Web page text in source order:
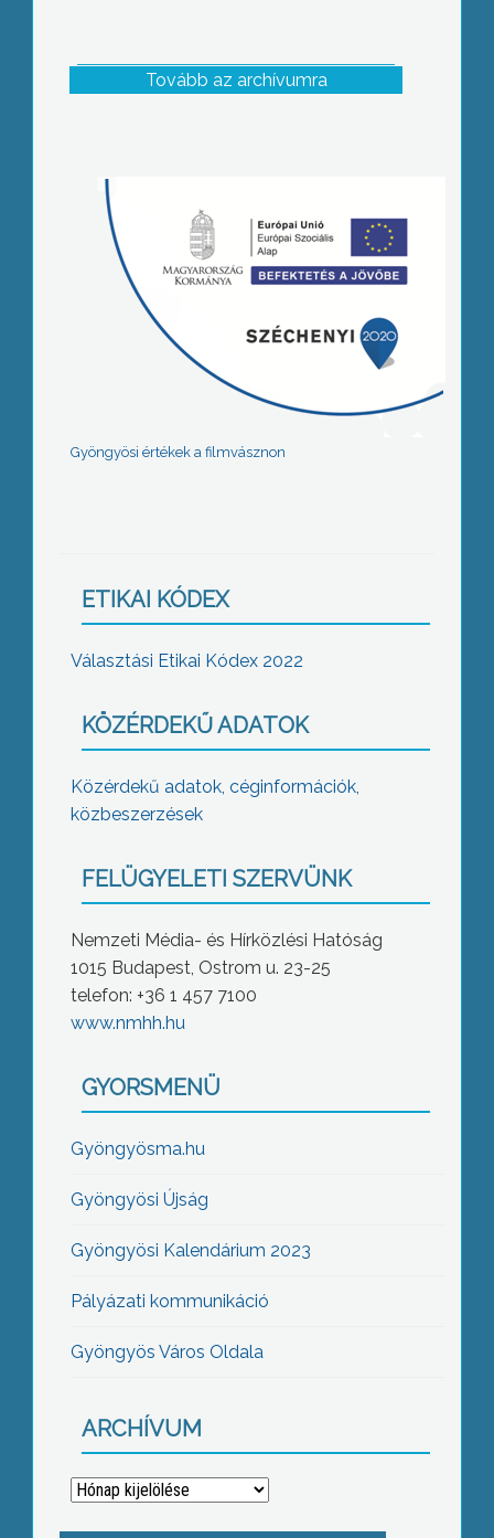
Tovább az archívumra
Gyöngyösi értékek a filmvásznon
ETIKAI KÓDEX
Választási Etikai Kódex 2022
KÖZÉRDEKŰ ADATOK
Közérdekű adatok, céginformációk,
közbeszerzések
FELÜGYELETI SZERVÜNK
Nemzeti Média- és Hírközlési Hatóság
1015 Budapest, Ostrom u. 23-25
telefon: +36 1 457 7100
www.nmhh.hu
GYORSMENÜ
Gyöngyösma.hu
Gyöngyösi Újság
Gyöngyösi Kalendárium 2023
Pályázati kommunikáció
Gyöngyös Város Oldala
ARCHÍVUM
Archívum